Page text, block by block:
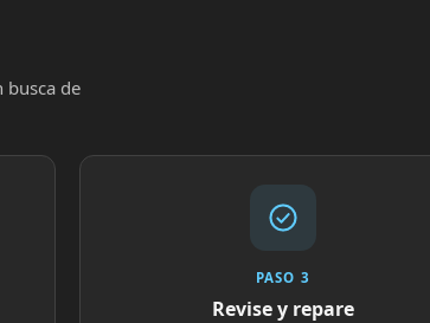
busca de
PASO 3
Revise y repare